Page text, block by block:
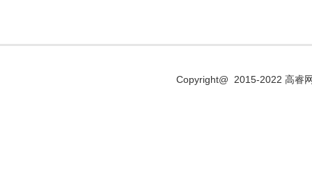
Copyright@ 2015-2022 高睿